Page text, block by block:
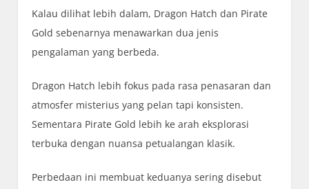
Kalau dilihat lebih dalam, Dragon Hatch dan Pirate
Gold sebenarnya menawarkan dua jenis
pengalaman yang berbeda.
Dragon Hatch lebih fokus pada rasa penasaran dan
atmosfer misterius yang pelan tapi konsisten.
Sementara Pirate Gold lebih ke arah eksplorasi
terbuka dengan nuansa petualangan klasik.
Perbedaan ini membuat keduanya sering disebut